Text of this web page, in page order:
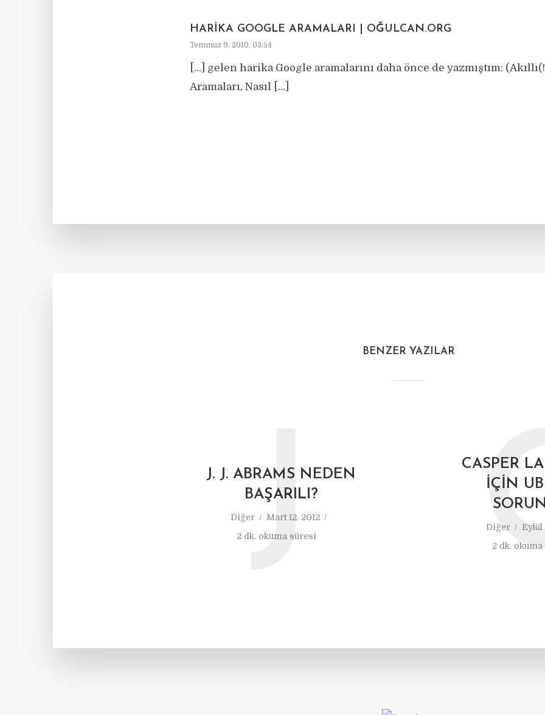
HARIKA GOOGLE ARAMALARI | OĞULCAN.ORG
Temmuz 9, 2010, 03:54
[…] gelen harika Google aramalarını daha önce de yazmıştım:
Aramaları, Nasıl […]
BENZER YAZILAR
J. J. ABRAMS NEDEN
BAŞARILI?
Diğer
Mart 12, 2012
2 dk. okuma süresi
J
CASPER
İÇIN
Diğer
Eylül
2 dk.